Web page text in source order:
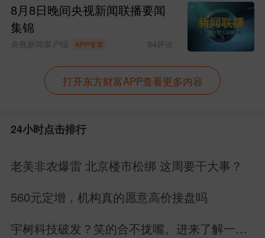
8月8日晚间央视新闻联播要闻
集锦
央视新闻客户端 APP专享 84评论
打开东方财富APP查看更多内容
24小时点击排行
老美非农爆雷 北京楼市松绑 这周要干大事？
560元定增，机构真的愿意高价接盘吗
宇树科技破发？笑的合不拢嘴。进来了解一下